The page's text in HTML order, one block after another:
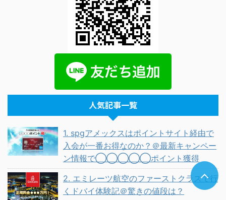
人気記事一覧
1. spgアメックスはポイントサイト経由で
入会が一番お得なのか？＠最新キャンペー
ン情報で◯◯◯◯◯ポイント獲得
2. エミレーツ航空のファーストクラスで行
くドバイ体験記＠驚きの値段は？